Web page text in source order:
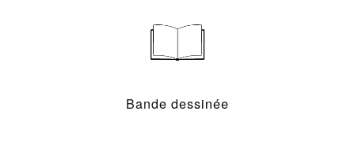
Bande dessinée